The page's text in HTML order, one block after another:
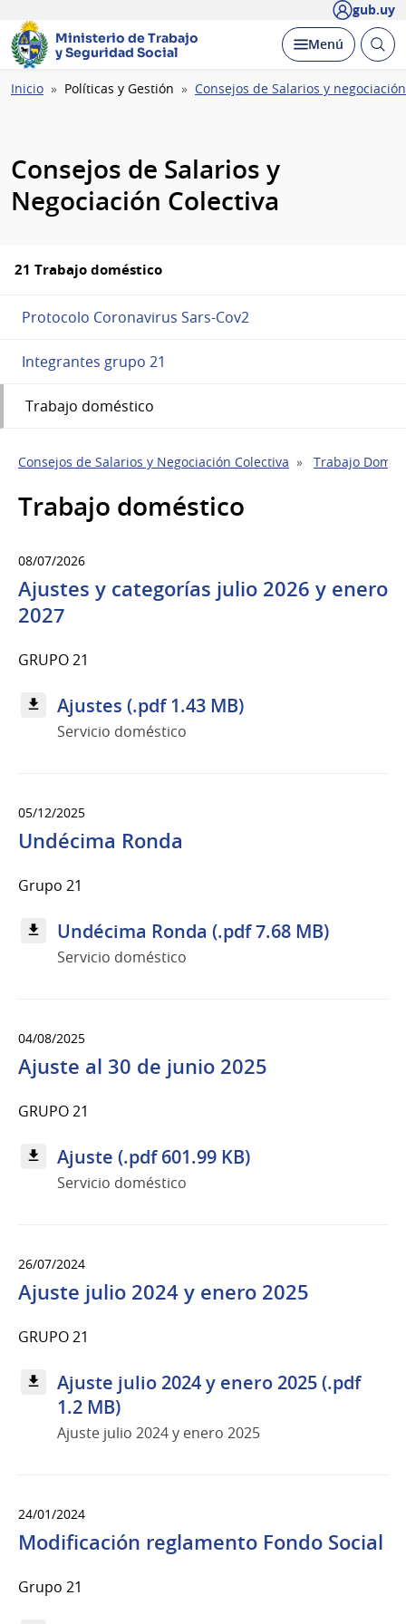
gub.uy
Ministerio de Trabajo
y Seguridad Social
Desplegar
Menú Abrir
Ruta
Inicio Políticas y Gestión Consejos de Salarios y
Consejos de Salarios y
Negociación Colectiva
21 Trabajo doméstico
Protocolo Coronavirus Sars-Cov2
Integrantes grupo 21
Trabajo doméstico
Consejos de Salarios y Negociación Colectiva Trabajo
Trabajo doméstico
08/07/2026
Ajustes y categorías julio 2026 y enero
2027
GRUPO 21
Ajustes (.pdf 1.43 MB)
Servicio doméstico
05/12/2025
Undécima Ronda
Grupo 21
Undécima Ronda (.pdf 7.68 MB)
Servicio doméstico
04/08/2025
Ajuste al 30 de junio 2025
GRUPO 21
Ajuste (.pdf 601.99 KB)
Servicio doméstico
26/07/2024
Ajuste julio 2024 y enero 2025
GRUPO 21
Ajuste julio 2024 y enero 2025 (.pdf
1.2 MB)
Ajuste julio 2024 y enero 2025
24/01/2024
Modificación reglamento Fondo Social
Grupo 21